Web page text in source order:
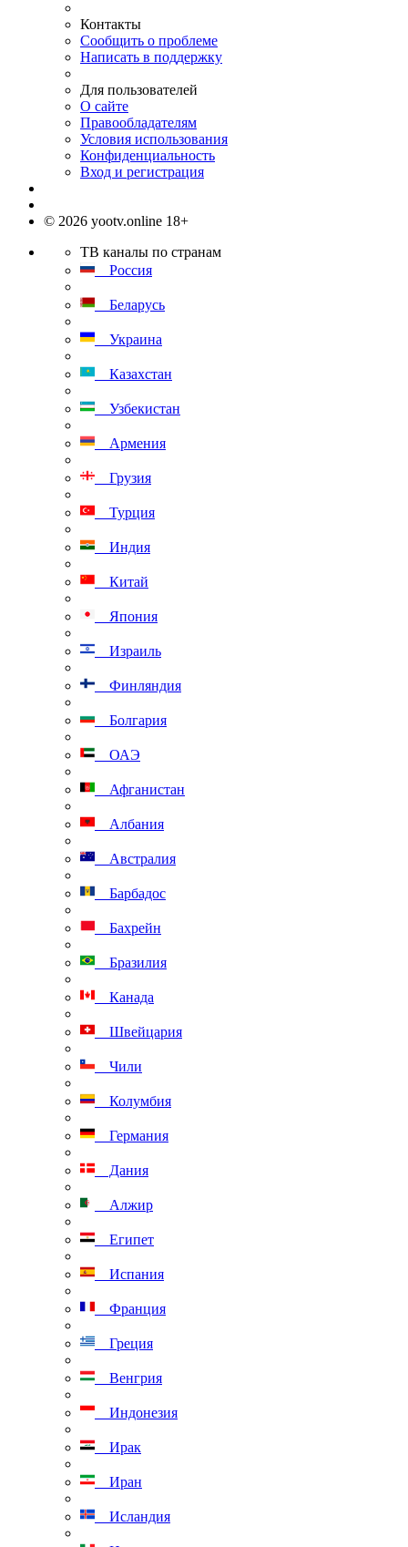
Контакты
Сообщить о проблеме
Написать в поддержку
Для пользователей
О сайте
Правообладателям
Условия использования
Конфиденциальность
Вход и регистрация
© 2026 yootv.online 18+
ТВ каналы по странам
Россия
Беларусь
Украина
Казахстан
Узбекистан
Армения
Грузия
Турция
Индия
Китай
Япония
Израиль
Финляндия
Болгария
ОАЭ
Афганистан
Албания
Австралия
Барбадос
Бахрейн
Бразилия
Канада
Швейцария
Чили
Колумбия
Германия
Дания
Алжир
Египет
Испания
Франция
Греция
Венгрия
Индонезия
Ирак
Иран
Исландия